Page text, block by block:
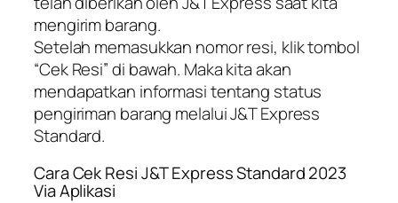
mengirim barang.
Setelah memasukkan nomor resi, klik tombol
“Cek Resi” di bawah. Maka kita akan
mendapatkan informasi tentang status
pengiriman barang melalui J&T Express
Standard.
Cara Cek Resi J&T Express Standard 2023
Via Aplikasi